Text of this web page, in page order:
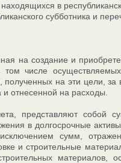
в
субботника и
на создание и
числе
на эти цели,
отнесенной на расходы.
представляют собой
в долгосрочные
сумм,
и строительные
материалов,